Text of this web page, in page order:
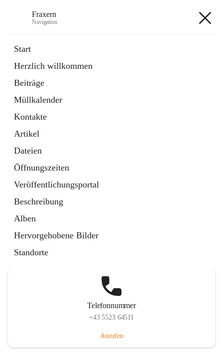
Fraxern
Navigation
Start
Herzlich willkommen
Beiträge
Müllkalender
Kontakte
Artikel
Dateien
Öffnungszeiten
Veröffentlichungsportal
Beschreibung
Alben
Hervorgehobene Bilder
Standorte
Ordner
in
Tab
Formulare
Artikel
öffnet
in
neuem
Tab
Telefonnummer
+43 5523 64511
Anrufen